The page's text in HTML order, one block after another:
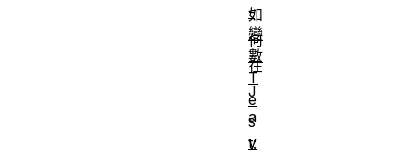
如
何
在
J
a
v
-
變
數
T
e
s
t: